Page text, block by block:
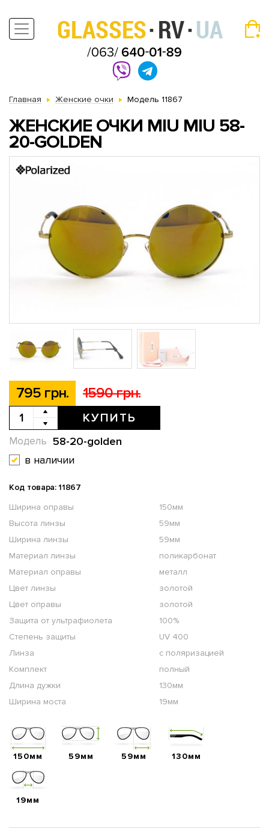
Главная Женские очки Модель 11867
ЖЕНСКИЕ ОЧКИ MIU MIU 58-
20-GOLDEN
795 грн. 1590 грн.
КУПИТЬ
58-20-golden
Модель
в наличии
Код товара: 11867
Ширина оправы
150мм
Высота линзы
59мм
Ширина линзы
59мм
Материал линзы
поликарбонат
Материал оправы
металл
Цвет линзы
золотой
Цвет оправы
золотой
Защита от ультрафиолета
100%
Степень защиты
UV 400
Линза
с поляризацией
Комплект
полный
Длина дужки
130мм
Ширина моста
19мм
150мм 59мм 59мм 130мм
19мм